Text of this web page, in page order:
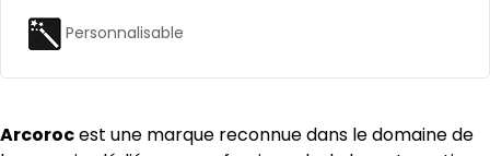
Personnalisable
Arcorocest une marque reconnue dans le domaine de